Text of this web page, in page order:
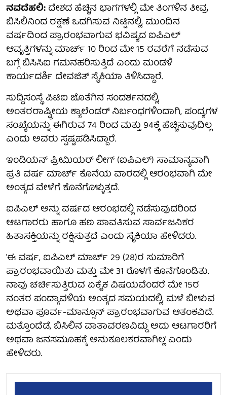
ನವದೆಹಲಿ:ದೇಶದ ಹೆಚ್ಚಿನ ಭಾಗಗಳಲ್ಲಿ ಮೇ ತಿಂಗಳಿನ ತೀವ್ರ
ಬಿಸಿಲಿನಿಂದ ರಕ್ಷಣೆ ಒದಗಿಸುವ ನಿಟ್ಟಿನಲ್ಲಿ, ಮುಂದಿನ
ವರ್ಷದಿಂದ ಪ್ರಾರಂಭವಾಗುವ ಭವಿಷ್ಯದ ಐಪಿಎಲ್
ಆವೃತ್ತಿಗಳನ್ನು ಮಾರ್ಚ್ 10 ರಿಂದ ಮೇ 15 ರವರೆಗೆ ನಡೆಸುವ
ಬಗ್ಗೆ ಬಿಸಿಸಿಐ ಗಮನಹರಿಸುತ್ತಿದೆ ಎಂದು ಮಂಡಳಿ
ಕಾರ್ಯದರ್ಶಿ ದೇವಜಿತ್ ಸೈಕಿಯಾ ತಿಳಿಸಿದ್ದಾರೆ.
ಸುದ್ದಿಸಂಸ್ಥೆ ಪಿಟಿಐ ಜೊತೆಗಿನ ಸಂದರ್ಶನದಲ್ಲಿ,
ಅಂತರರಾಷ್ಟ್ರೀಯ ಕ್ಯಾಲೆಂಡರ್ ನಿರ್ಬಂಧಗಳಿಂದಾಗಿ, ಪಂದ್ಯಗಳ
ಸಂಖ್ಯೆಯನ್ನು ಈಗಿರುವ 74 ರಿಂದ ಮತ್ತು 94ಕ್ಕೆ ಹೆಚ್ಚಿಸುವುದಿಲ್ಲ
ಎಂದು ಅವರು ಸ್ಪಷ್ಟಪಡಿಸಿದ್ದಾರೆ.
ಇಂಡಿಯನ್ ಪ್ರೀಮಿಯರ್ ಲೀಗ್ (ಐಪಿಎಲ್) ಸಾಮಾನ್ಯವಾಗಿ
ಪ್ರತಿ ವರ್ಷ ಮಾರ್ಚ್ ಕೊನೆಯ ವಾರದಲ್ಲಿ ಆರಂಭವಾಗಿ ಮೇ
ಅಂತ್ಯದ ವೇಳೆಗೆ ಕೊನೆಗೊಳ್ಳುತ್ತದೆ.
ಐಪಿಎಲ್ ಅನ್ನು ವರ್ಷದ ಆರಂಭದಲ್ಲಿ ನಡೆಸುವುದರಿಂದ
ಆಟಗಾರರು ಹಾಗೂ ಹಣ ಪಾವತಿಸುವ ಸಾರ್ವಜನಿಕರ
ಹಿತಾಸಕ್ತಿಯನ್ನು ರಕ್ಷಿಸುತ್ತದೆ ಎಂದು ಸೈಕಿಯಾ ಹೇಳಿದರು.
'ಈ ವರ್ಷ, ಐಪಿಎಲ್ ಮಾರ್ಚ್ 29 (28)ರ ಸುಮಾರಿಗೆ
ಪ್ರಾರಂಭವಾಯಿತು ಮತ್ತು ಮೇ 31 ರೊಳಗೆ ಕೊನೆಗೊಂಡಿತು.
ನಾವು ಚರ್ಚಿಸುತ್ತಿರುವ ಏಕೈಕ ವಿಷಯವೆಂದರೆ ಮೇ 15ರ
ನಂತರ ಪಂದ್ಯಾವಳಿಯ ಅಂತ್ಯದ ಸಮಯದಲ್ಲಿ, ಮಳೆ ಬೀಳುವ
ಅಥವಾ ಪೂರ್ವ-ಮಾನ್ಸೂನ್ ಪ್ರಾರಂಭವಾಗುವ ಆತಂಕವಿದೆ.
ಮತ್ತೊಂದೆಡೆ, ಬಿಸಿಲಿನ ವಾತಾವರಣವಿದ್ದು ಅದು ಆಟಗಾರರಿಗೆ
ಅಥವಾ ಜನಸಮೂಹಕ್ಕೆ ಅನುಕೂಲಕರವಾಗಿಲ್ಲ' ಎಂದು
ಹೇಳಿದರು.